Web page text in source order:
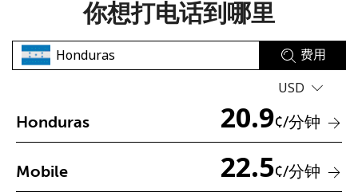
你想打电话到哪里
费用
USD
Honduras 20.9¢/分钟
Mobile 22.5¢/分钟